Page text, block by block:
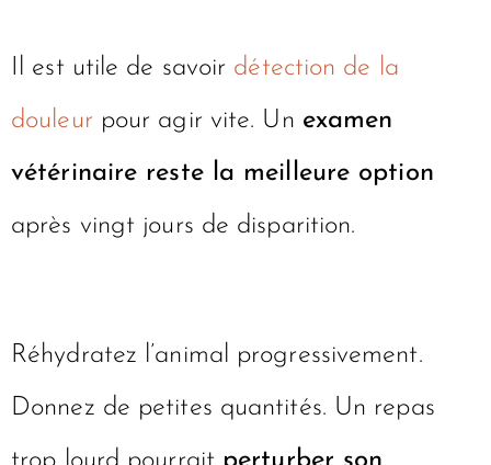
Il est utile de savoir détection de la
douleur pour agir vite. Un examen
vétérinaire reste la meilleure option
après vingt jours de disparition.
Réhydratez l’animal progressivement.
Donnez de petites quantités. Un repas